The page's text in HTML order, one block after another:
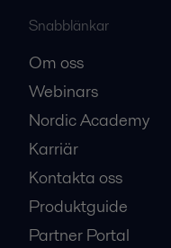
Snabblänkar
Om oss
Webinars
Nordic Academy
Karriär
Kontakta oss
Produktguide
Partner Portal